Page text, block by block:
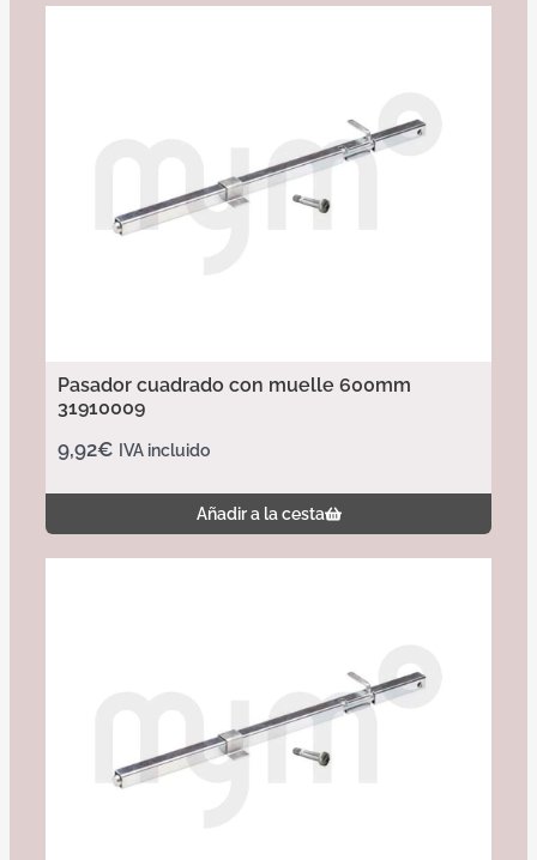
Pasador cuadrado con muelle 600mm
31910009
9,92€ IVA incluido
Añadir a la cesta